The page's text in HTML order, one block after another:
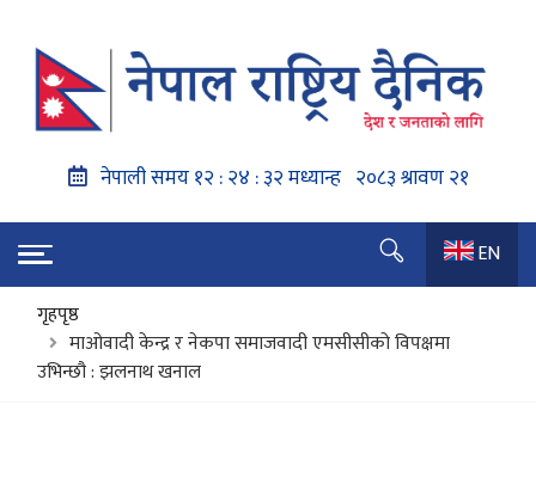
EN
गृहपृष्ठ
माओवादी केन्द्र र नेकपा समाजवादी एमसीसीको विपक्षमा
उभिन्छौ : झलनाथ खनाल